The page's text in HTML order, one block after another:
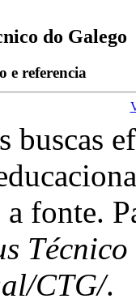
do Galego
e referencia
buscas
a fonte.
CTG/.